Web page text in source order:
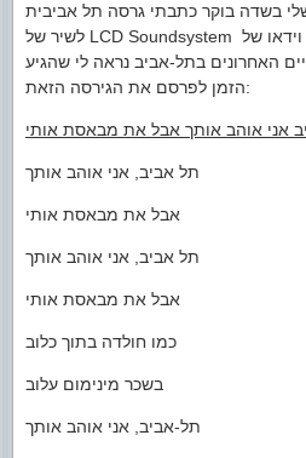
בשדה בוקר כתבתי גרסה תל אביבית
לשיר של LCD Soundsystem על ניו-יורק. (בסוף הפוסט יש וידאו של
האחרונים בתל-אביב נראה לי שהגיע
הזמן לפרסם את הגירסה הזאת:
אני אוהב אותך אבל את מבאסת אותי
תל אביב, אני אוהב אותך
אבל את מבאסת אותי
תל אביב, אני אוהב אותך
אבל את מבאסת אותי
כמו חולדה בתוך כלוב
בשכר מינימום עלוב
תל-אביב, אני אוהב אותך